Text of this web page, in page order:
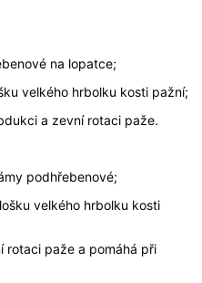
na lopatce;
velkého hrbolku kosti pažní;
a zevní rotaci paže.
podhřebenové;
velkého hrbolku kosti
rotaci paže a pomáhá při